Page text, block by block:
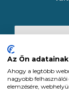
Az Ön
Ahogy a legtöbb
nagyobb
elemzésére,